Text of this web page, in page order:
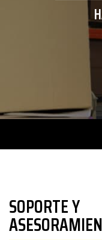
SOPORTE Y